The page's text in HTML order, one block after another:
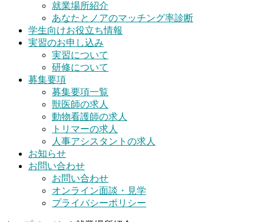
就業場所紹介
あなたとノアのマッチング率診断
学生向けお役立ち情報
実習のお申し込み
実習について
研修について
募集要項
募集要項一覧
獣医師の求人
動物看護師の求人
トリマーの求人
人事アシスタントの求人
お知らせ
お問い合わせ
お問い合わせ
オンライン面談・見学
プライバシーポリシー